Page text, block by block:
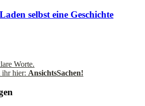
selbst eine Geschichte
Worte.
ihr hier: AnsichtsSachen!